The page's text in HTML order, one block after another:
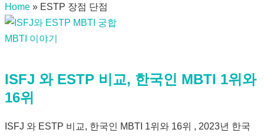
기
Home » ESTP 장점 단점
MBTI 이야기
ISFJ 와 ESTP 비교, 한국인 MBTI 1위와
16위
ISFJ 와 ESTP 비교, 한국인 MBTI 1위와 16위 , 2023년 한국